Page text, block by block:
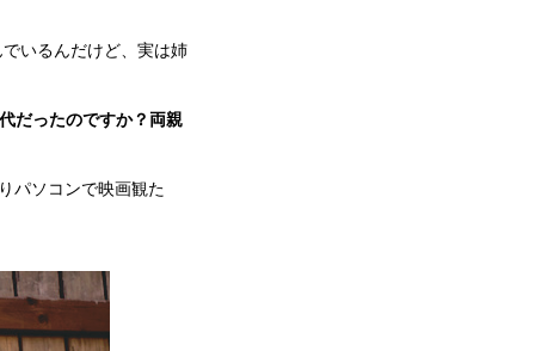
いるんだけど、実は姉
だったのですか？両親
パソコンで映画観た